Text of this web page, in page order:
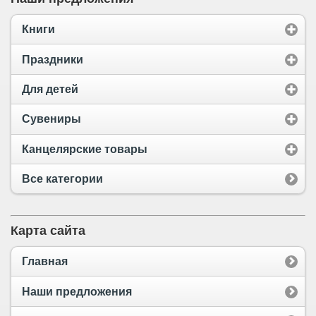
Книги
Праздники
Для детей
Сувениры
Канцелярские товары
Все категории
Карта сайта
Главная
Наши предложения